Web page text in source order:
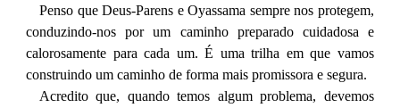
Penso que Deus-Parens e Oyassama sempre nos protegem,
conduzindo-nos por um caminho preparado cuidadosa e
calorosamente para cada um. É uma trilha em que vamos
construindo um caminho de forma mais promissora e segura.
Acredito que, quando temos algum problema, devemos